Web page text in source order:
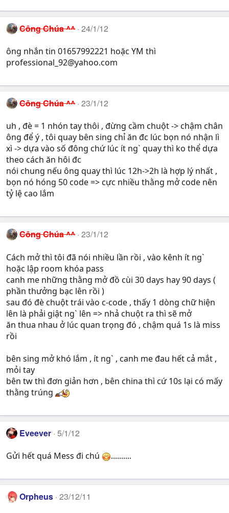
Công Chúa ^^ 24/1/12
ông nhắn tin 01657992221 hoặc YM thì
professional_92@yahoo.com
Công Chúa ^^ 23/1/12
uh , đè = 1 nhón tay thôi , đừng cầm chuột -> chậm chân
ông để ý , tôi quay bên sing chỉ ăn đc lúc bọn nó nhận lì
xì -> dựa vào số đông chứ lúc ít ng` quay thì ko thể dựa
theo cách ăn hôi đc
nói chung nếu ông quay thì lúc 12h->2h là hợp lý nhất ,
bọn nó hóng 50 code => cực nhiều thằng mở code nên
tỷ lệ cao lắm
Công Chúa ^^ 23/1/12
Cách mở thì tôi đã nói nhiều lần rồi , vào kênh ít ng`
hoặc lập room khóa pass
canh me những thằng mở đồ cùi 30 days hay 90 days (
phần thưởng bạc lên rồi )
sau đó đè chuột trái vào c-code , thấy 1 dòng chữ hiện
lên là phải giật ng` lên => nhả chuột ra thì sẽ mở
ăn thua nhau ở lúc quan trọng đó , chậm quá 1s là miss
rồi
bên sing mở khó lắm , ít ng` , canh me đau hết cả mắt ,
mỏi tay
bên tw thì đơn giản hơn , bên china thì cứ 10s lại có mấy
thằng trúng
Eveever 5/1/12
Gửi hết quá Mess đi chú ..........
Orpheus 23/12/11